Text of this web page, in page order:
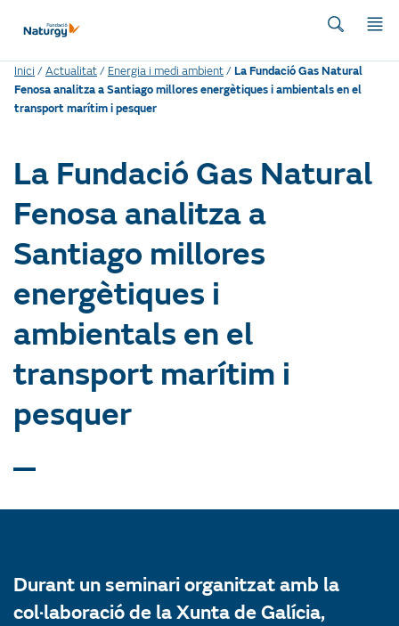
Inici /Actualitat/ Energia i medi ambient/La Fundació Gas Natural
Fenosa analitza a Santiago millores energètiques i ambientals en el
transport marítim i pesquer
La Fundació Gas Natural
Fenosa analitza a
Santiago millores
energètiques i
ambientals en el
transport marítim i
pesquer
Durant un seminari organitzat amb la
col·laboració de la Xunta de Galícia,